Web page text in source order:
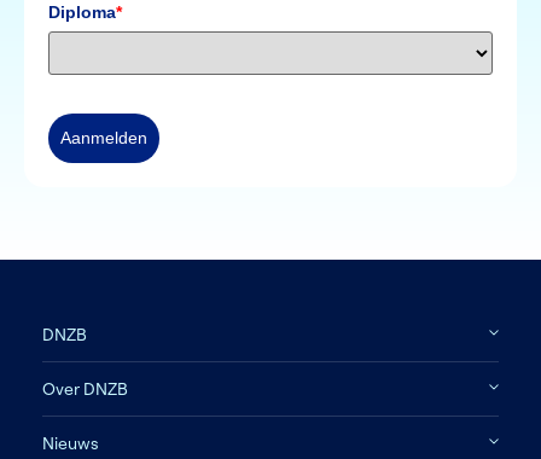
Diploma*
Aanmelden
DNZB
Over DNZB
Nieuws